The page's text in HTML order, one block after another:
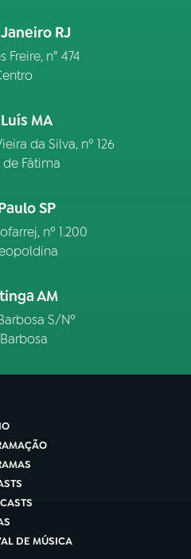
RJ
Freire, n° 474
MA
da Silva, nº 126
de Fátima
SP
nº 1.200
AM
S/Nº
DE MÚSICA